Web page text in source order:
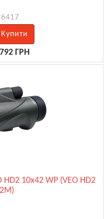
ГРН
10x42 WP (VEO HD2